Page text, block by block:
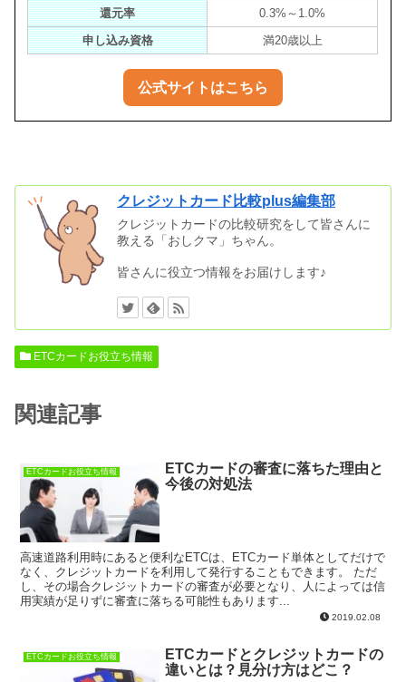
還元率
0.3%～1.0%
申し込み資格
満20歳以上
公式サイトはこちら
クレジットカード比較plus編集部
クレジットカードの比較研究をして皆さんに
教える「おしクマ」ちゃん。
皆さんに役立つ情報をお届けします♪
ETCカードお役立ち情報
関連記事
ETCカードお役立ち情報
ETCカードの審査に落ちた理由と
今後の対処法
高速道路利用時にあると便利なETCは、ETCカード単体としてだけで
なく、クレジットカードを利用して発行することもできます。 ただ
し、その場合クレジットカードの審査が必要となり、人によっては信
用実績が足りずに審査に落ちる可能性もあります...
2019.02.08
ETCカードお役立ち情報
ETCカードとクレジットカードの
違いとは？見分け方はどこ？